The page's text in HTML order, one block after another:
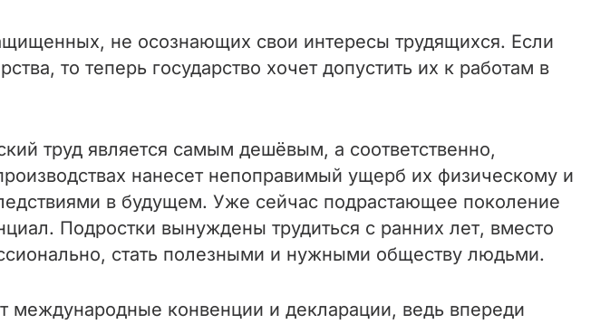
не осознающих свои интересы трудящихся. Если
то теперь государство хочет допустить их к работам в
труд является самым дешёвым, а соответственно,
нанесет непоправимый ущерб их физическому и
в будущем. Уже сейчас подрастающее поколение
Подростки вынуждены трудиться с ранних лет, вместо
стать полезными и нужными обществу людьми.
конвенции и декларации, ведь впереди